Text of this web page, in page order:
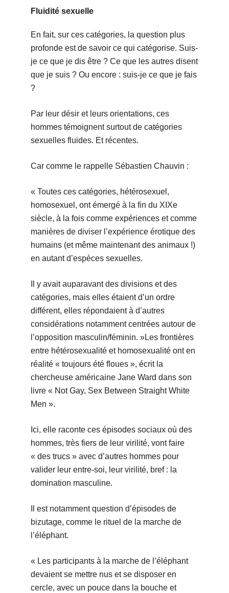
Fluidité sexuelle
En fait, sur ces catégories, la question plus
profonde est de savoir ce qui catégorise. Suis-
je ce que je dis être ? Ce que les autres disent
que je suis ? Ou encore : suis-je ce que je fais
?
Par leur désir et leurs orientations, ces
hommes témoignent surtout de catégories
sexuelles fluides. Et récentes.
Car comme le rappelle Sébastien Chauvin :
« Toutes ces catégories, hétérosexuel,
homosexuel, ont émergé à la fin du XIXe
siècle, à la fois comme expériences et comme
manières de diviser l’expérience érotique des
humains (et même maintenant des animaux !)
en autant d’espèces sexuelles.
Il y avait auparavant des divisions et des
catégories, mais elles étaient d’un ordre
différent, elles répondaient à d’autres
considérations notamment centrées autour de
l’opposition masculin/féminin. »Les frontières
entre hétérosexualité et homosexualité ont en
réalité « toujours été floues », écrit la
chercheuse américaine Jane Ward dans son
livre « Not Gay, Sex Between Straight White
Men ».
Ici, elle raconte ces épisodes sociaux où des
hommes, très fiers de leur virilité, vont faire
« des trucs » avec d’autres hommes pour
valider leur entre-soi, leur virilité, bref : la
domination masculine.
Il est notamment question d’épisodes de
bizutage, comme le rituel de la marche de
l’éléphant.
« Les participants à la marche de l’éléphant
devaient se mettre nus et se disposer en
cercle, avec un pouce dans la bouche et